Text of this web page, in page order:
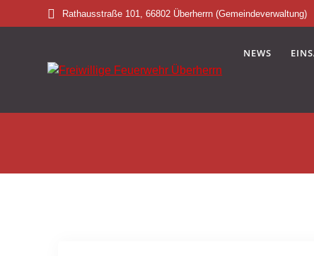
to
Rathausstraße 101, 66802 Überherrn (Gemeindeverwaltung)
NEWS